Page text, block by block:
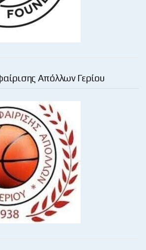
Απόλλων Γερίου